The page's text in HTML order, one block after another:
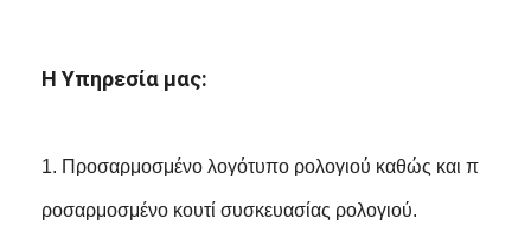
Η Υπηρεσία μας:
1. Προσαρμοσμένο λογότυπο ρολογιού καθώς και π
ροσαρμοσμένο κουτί συσκευασίας ρολογιού.